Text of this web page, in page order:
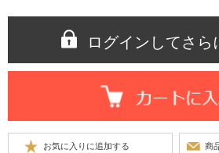
ログインしてさら